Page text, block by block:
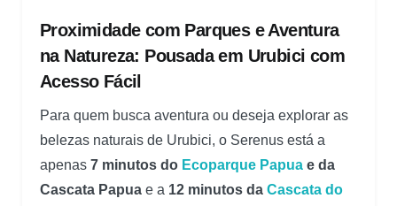
Proximidade com Parques e Aventura
na Natureza: Pousada em Urubici com
Acesso Fácil
Para quem busca aventura ou deseja explorar as
belezas naturais de Urubici, o Serenus está a
apenas 7 minutos do Ecoparque Papua e da
Cascata Papua e a 12 minutos da Cascata do